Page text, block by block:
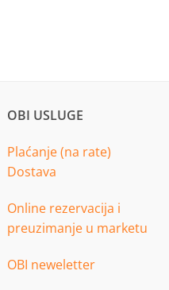
OBI USLUGE
Plaćanje (na rate)
Dostava
Online rezervacija i
preuzimanje u marketu
OBI neweletter